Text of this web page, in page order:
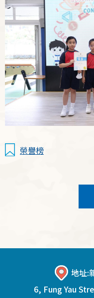
榮譽榜
地址:
6, Fung Yau